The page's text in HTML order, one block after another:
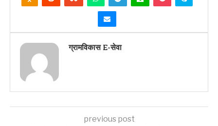
ग्रामविकास E-सेवा
previous post